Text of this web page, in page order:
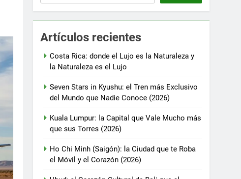
Artículos recientes
Costa Rica: donde el Lujo es la Naturaleza y
la Naturaleza es el Lujo
Seven Stars in Kyushu: el Tren más Exclusivo
del Mundo que Nadie Conoce (2026)
Kuala Lumpur: la Capital que Vale Mucho más
que sus Torres (2026)
Ho Chi Minh (Saigón): la Ciudad que te Roba
el Móvil y el Corazón (2026)